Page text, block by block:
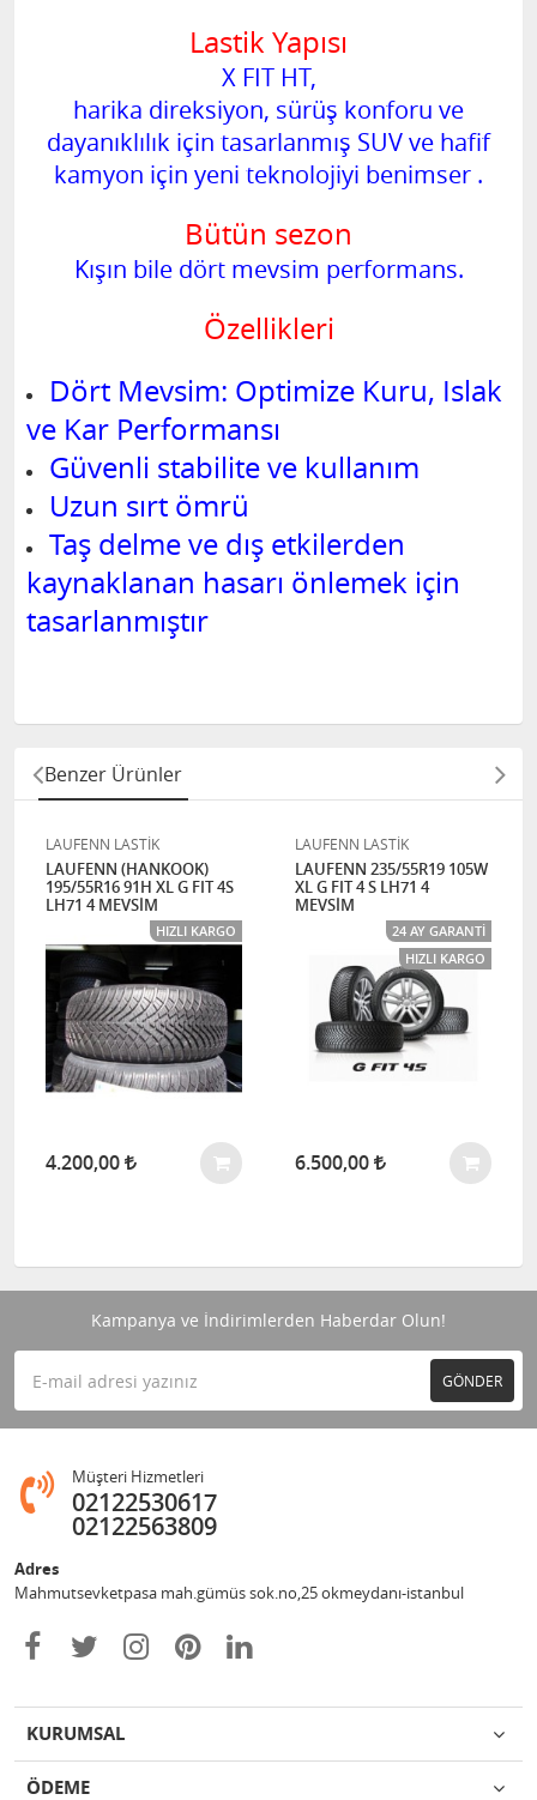
Lastik Yapısı
X FIT HT,
harika direksiyon, sürüş konforu ve
dayanıklılık için tasarlanmış SUV ve hafif
kamyon için yeni teknolojiyi benimser .
Bütün sezon
Kışın bile dört mevsim performans.
Özellikleri
Dört Mevsim: Optimize Kuru, Islak
ve Kar Performansı
Güvenli stabilite ve kullanım
Uzun sırt ömrü
Taş delme ve dış etkilerden
kaynaklanan hasarı önlemek için
tasarlanmıştır
Benzer Ürünler
LAUFENN LASTİK
LAUFENN (HANKOOK)
195/55R16 91H XL G FIT 4S
LH71 4 MEVSİM
HIZLI KARGO
4.200,00
LAUFENN LASTİK
LAUFENN 235/55R19 105W
XL G FIT 4 S LH71 4
MEVSİM
24 AY GARANTI
HIZLI KARGO
6.500,00
Kampanya ve İndirimlerden Haberdar Olun!
GÖNDER
Müşteri Hizmetleri
02122530617
02122563809
Adres
Mahmutsevketpasa mah.gümüs sok.no,25 okmeydanı-istanbul
KURUMSAL
ÖDEME